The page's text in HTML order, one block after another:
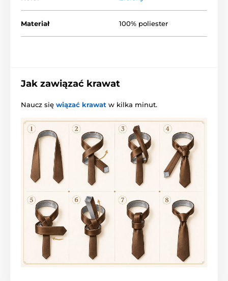
Materiał 100% poliester
Jak zawiązać krawat
Naucz się wiązać krawat w kilka minut.